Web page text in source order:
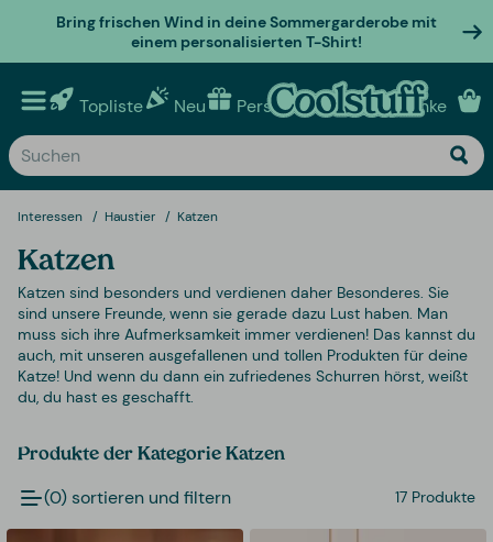
Bring frischen Wind in deine Sommergarderobe mit
einem personalisierten T-Shirt!
Topliste Neu Personalisierte geschenke
Interessen Haustier Katzen
Katzen
Katzen sind besonders und verdienen daher Besonderes. Sie
sind unsere Freunde, wenn sie gerade dazu Lust haben. Man
muss sich ihre Aufmerksamkeit immer verdienen! Das kannst du
auch, mit unseren ausgefallenen und tollen Produkten für deine
Katze! Und wenn du dann ein zufriedenes Schurren hörst, weißt
du, du hast es geschafft.
Produkte der Kategorie Katzen
(0) sortieren und filtern 17 Produkte